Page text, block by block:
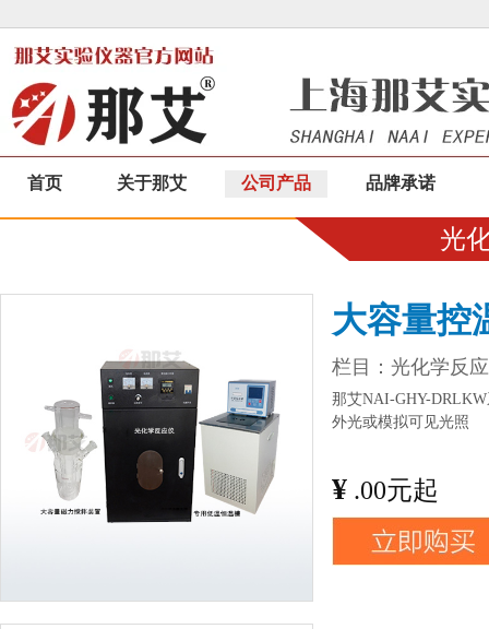
首页 关于那艾 公司产品 品牌承诺
光
大容量控
栏目： 光化学反
那艾NAI-GHY-
外光或模拟可见光照
¥ .00元起